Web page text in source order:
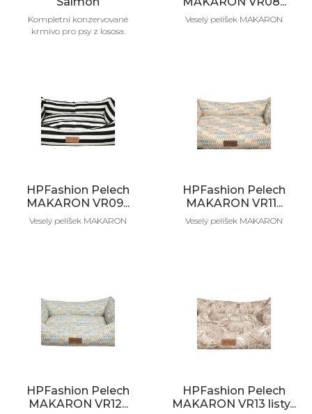
Kompletní konzervované
krmivo pro psy z lososa.
Veselý pelíšek MAKARON
HPFashion Pelech
MAKARON VR09...
Veselý pelíšek MAKARON
HPFashion Pelech
MAKARON VR11...
Veselý pelíšek MAKARON
HPFashion Pelech
MAKARON VR12...
HPFashion Pelech
MAKARON VR13 listy...